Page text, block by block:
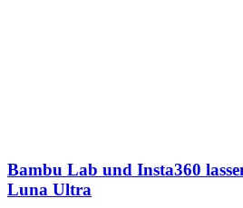
Bambu Lab und Insta360
Luna Ultra